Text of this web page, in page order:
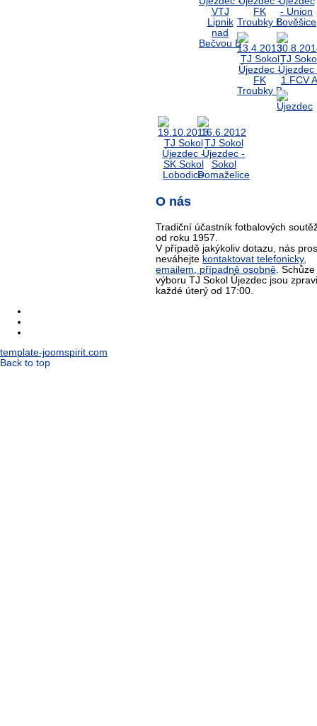
O nás
Tradiční účastník fotbalových
od roku 1957.
V případě jakýkoliv dotazu, nás
neváhejte kontaktovat telefonicky,
emailem, případně osobně. Schůze
výboru TJ Sokol Újezdec jsou
každé úterý od 17:00.
template-joomspirit.com
Back to top